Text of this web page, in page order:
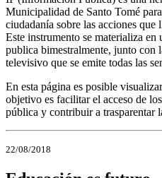
Municipalidad de Santo Tomé
ciudadanía sobre las acciones
Este instrumento se materializa
publica bimestralmente, junto con
televisivo que se emite todas las
En esta página es posible
objetivo es facilitar el acceso de
pública y contribuir a trasparentar
22/08/2018